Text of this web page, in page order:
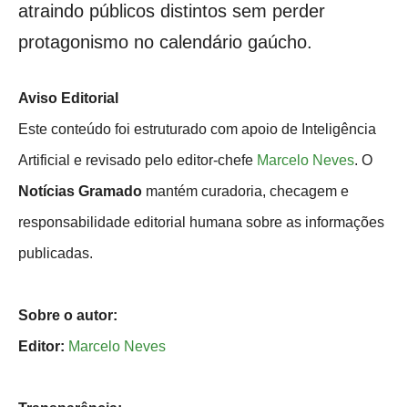
atraindo públicos distintos sem perder
protagonismo no calendário gaúcho.
Aviso Editorial
Este conteúdo foi estruturado com apoio de Inteligência
Artificial e revisado pelo editor-chefe Marcelo Neves. O
Notícias Gramado mantém curadoria, checagem e
responsabilidade editorial humana sobre as informações
publicadas.
Sobre o autor:
Editor: Marcelo Neves